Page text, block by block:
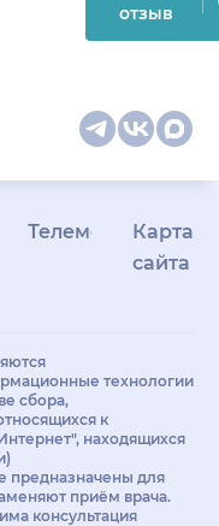
отзыв
Телемедицина
Карта
сайта
технологии
сбора,
к
находящихся
предназначены для
приём врача.
консультация